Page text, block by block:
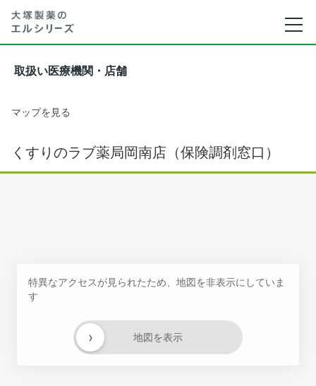
取扱い医療機関・店舗
マップを見る
くすりのラブ薬局岡南店（保険調剤窓口）
特異なアクセスが見られたため、地図を非表示にしていま
す
地図を表示
›